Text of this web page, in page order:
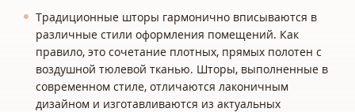
Традиционные шторы гармонично вписываются в
различные стили оформления помещений. Как
правило, это сочетание плотных, прямых полотен с
воздушной тюлевой тканью. Шторы, выполненные в
современном стиле, отличаются лаконичным
дизайном и изготавливаются из актуальных